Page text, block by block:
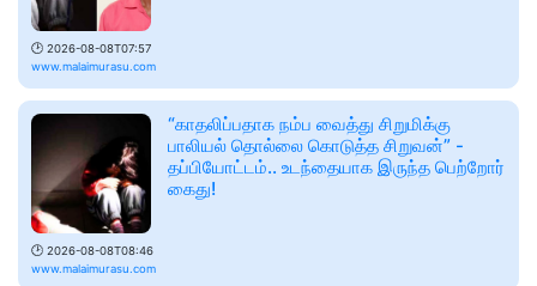
🕑 2026-08-08T07:57
www.malaimurasu.com
🕑 2026-08-08T08:46
www.malaimurasu.com
“காதலிப்பதாக நம்ப வைத்து சிறுமிக்கு
பாலியல் தொல்லை கொடுத்த சிறுவன்” -
தப்பியோட்டம்.. உடந்தையாக இருந்த பெற்றோர்
கைது!